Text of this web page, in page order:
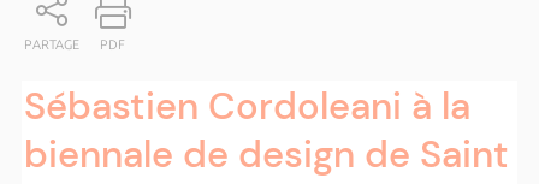
PARTAGE PDF
Sébastien Cordoleani à la
biennale de design de Saint